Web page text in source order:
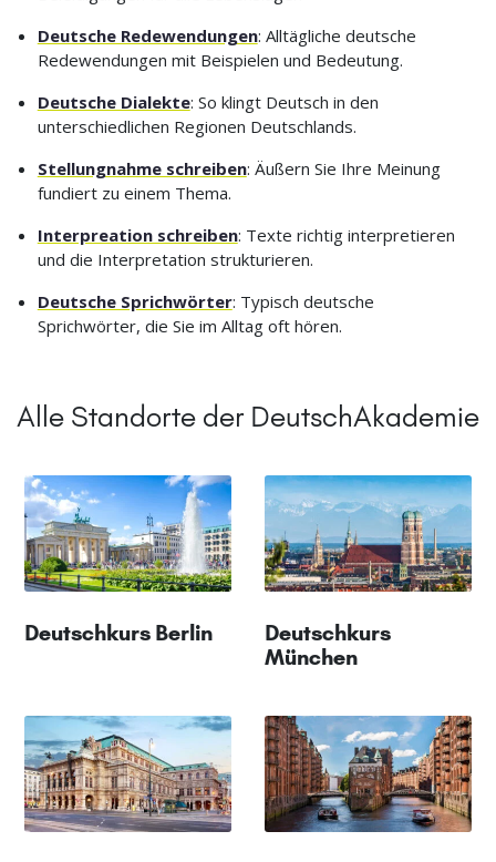
Deutsche Redewendungen: Alltägliche deutsche
Redewendungen mit Beispielen und Bedeutung.
Deutsche Dialekte: So klingt Deutsch in den
unterschiedlichen Regionen Deutschlands.
Stellungnahme schreiben: Äußern Sie Ihre Meinung
fundiert zu einem Thema.
Interpreation schreiben: Texte richtig interpretieren
und die Interpretation strukturieren.
Deutsche Sprichwörter: Typisch deutsche
Sprichwörter, die Sie im Alltag oft hören.
Alle Standorte der DeutschAkademie
Deutschkurs Berlin
Deutschkurs
München